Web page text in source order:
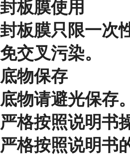
封板膜使用
封板膜只限一次
免交叉污染。
底物保存
底物请避光保存。
严格按照说明书
严格按照说明书